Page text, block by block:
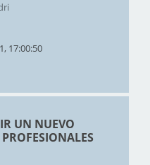
17:00:50
UN NUEVO